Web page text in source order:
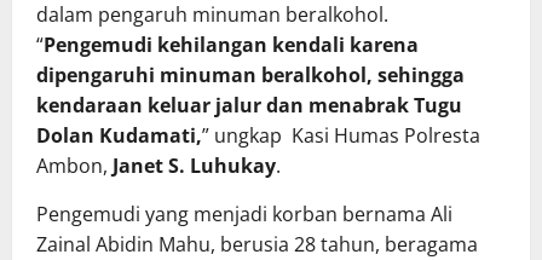
dalam pengaruh minuman beralkohol.
“Pengemudi kehilangan kendali karena
dipengaruhi minuman beralkohol, sehingga
kendaraan keluar jalur dan menabrak Tugu
Dolan Kudamati,” ungkap Kasi Humas Polresta
Ambon, Janet S. Luhukay.
Pengemudi yang menjadi korban bernama Ali
Zainal Abidin Mahu, berusia 28 tahun, beragama